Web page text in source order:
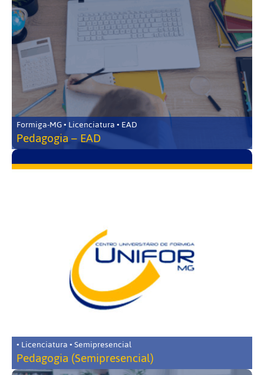
Formiga-MG • Licenciatura • EAD
Pedagogia – EAD
• Licenciatura • Semipresencial
Pedagogia (Semipresencial)